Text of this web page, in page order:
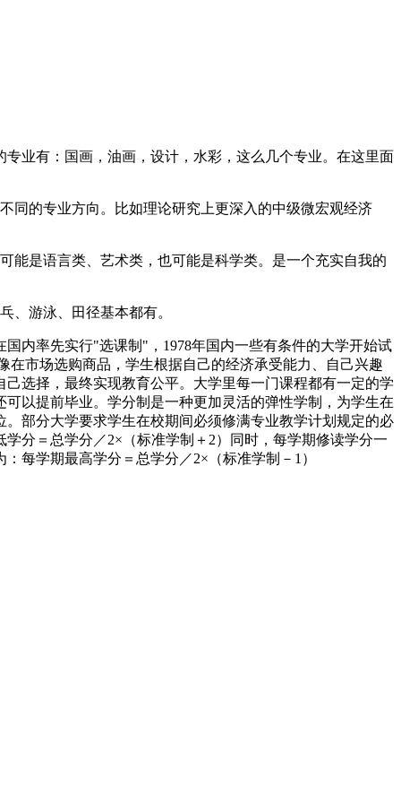
业有：国画，油画，设计，水彩，这么几个专业。在这里面
的专业方向。比如理论研究上更深入的中级微宏观经济
是语言类、艺术类，也可能是科学类。是一个充实自我的
游泳、田径基本都有。
内率先实行"选课制"，1978年国内一些有条件的大学开始试
市场选购商品，学生根据自己的经济承受能力、自己兴趣
选择，最终实现教育公平。大学里每一门课程都有一定的学
以提前毕业。学分制是一种更加灵活的弹性学制，为学生在
部分大学要求学生在校期间必须修满专业教学计划规定的必
分＝总学分／2×（标准学制＋2）同时，每学期修读学分一
每学期最高学分＝总学分／2×（标准学制－1）